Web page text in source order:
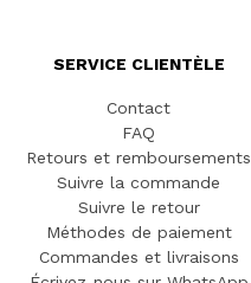
SERVICE CLIENTÈLE
Contact
FAQ
Retours et remboursements
Suivre la commande
Suivre le retour
Méthodes de paiement
Commandes et livraisons